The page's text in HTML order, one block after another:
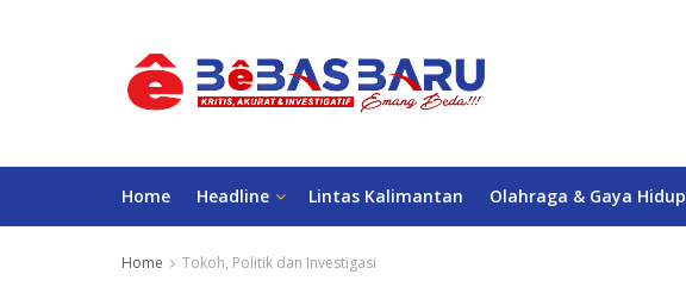
Home Headline Lintas Kalimantan Olahraga & Gaya Hidup
Home Tokoh, Politik dan Investigasi